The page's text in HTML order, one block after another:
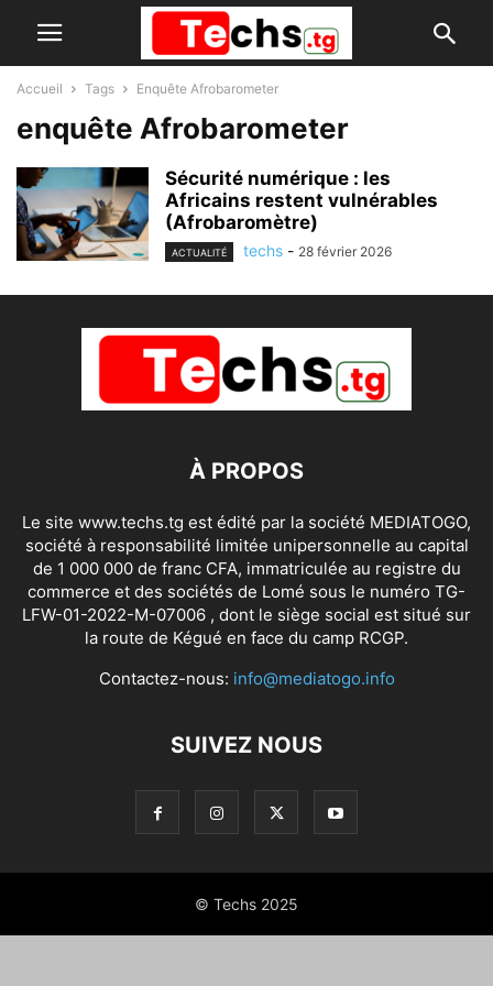
Accueil Tags Enquête Afrobarometer
enquête Afrobarometer
Sécurité numérique : les
Africains restent vulnérables
(Afrobaromètre)
ACTUALITÉ techs - 28 février 2026
À PROPOS
Le site www.techs.tg est édité par la société MEDIATOGO,
société à responsabilité limitée unipersonnelle au capital
de 1 000 000 de franc CFA, immatriculée au registre du
commerce et des sociétés de Lomé sous le numéro TG-
LFW-01-2022-M-07006 , dont le siège social est situé sur
la route de Kégué en face du camp RCGP.
Contactez-nous: info@mediatogo.info
SUIVEZ NOUS
© Techs 2025